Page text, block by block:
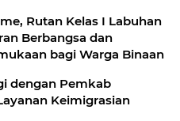
Rutan Kelas I Labuhan
Berbangsa dan
bagi Warga Binaan
dengan Pemkab
Keimigrasian